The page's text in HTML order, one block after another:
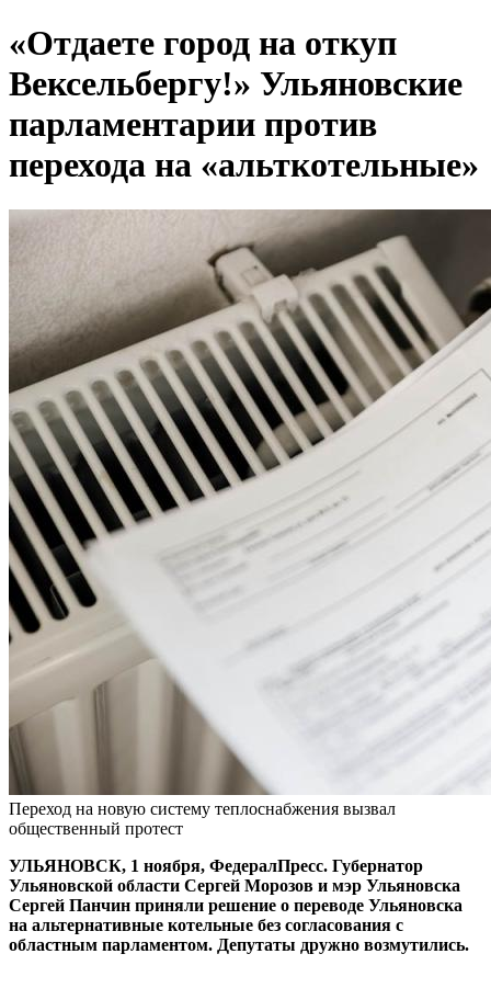
«Отдаете город на откуп
Вексельбергу!» Ульяновские
парламентарии против
перехода на «альткотельные»
Переход на новую систему теплоснабжения вызвал
общественный протест
УЛЬЯНОВСК, 1 ноября, ФедералПресс. Губернатор
Ульяновской области Сергей Морозов и мэр Ульяновска
Сергей Панчин приняли решение о переводе Ульяновска
на альтернативные котельные без согласования с
областным парламентом. Депутаты дружно возмутились.